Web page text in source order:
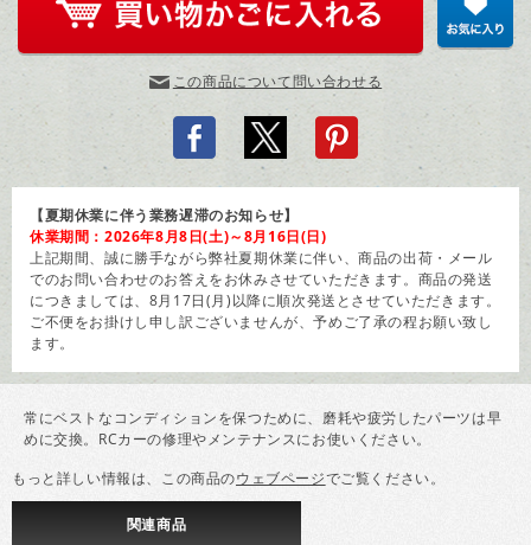
この商品について問い合わせる
【夏期休業に伴う業務遅滞のお知らせ】
休業期間：2026年8月8日(土)～8月16日(日)
上記期間、誠に勝手ながら弊社夏期休業に伴い、商品の出荷・メール
でのお問い合わせのお答えをお休みさせていただきます。商品の発送
につきましては、8月17日(月)以降に順次発送とさせていただきます。
ご不便をお掛けし申し訳ございませんが、予めご了承の程お願い致し
ます。
常にベストなコンディションを保つために、磨耗や疲労したパーツは早
めに交換。RCカーの修理やメンテナンスにお使いください。
もっと詳しい情報は、この商品のウェブページでご覧ください。
関連商品